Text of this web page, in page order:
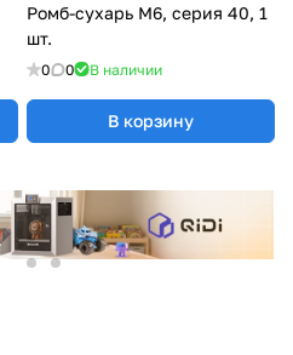
Ромб-сухарь М6, серия 40, 1
шт.
0 0 В наличии
В корзину